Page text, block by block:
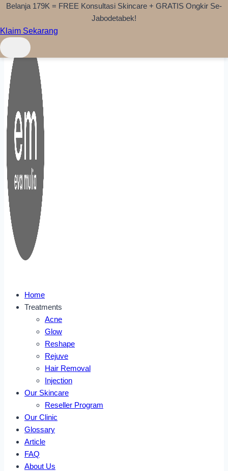
Skip to content
Home
Treatments
Acne
Glow
Reshape
Rejuve
Hair Removal
Injection
Our Skincare
Reseller Program
Our Clinic
Glossary
Article
FAQ
About Us
Belanja 179K = FREE Konsultasi Skincare + GRATIS Ongkir Se-
Jabodetabek!
Klaim Sekarang